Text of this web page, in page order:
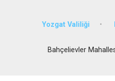
Yozgat Valiliği
Bahçelievler